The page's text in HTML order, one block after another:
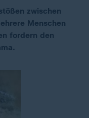
zwischen
Menschen
fordern den